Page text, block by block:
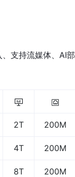
支持流媒体、AI
2T 200M
4T 200M
8T 200M